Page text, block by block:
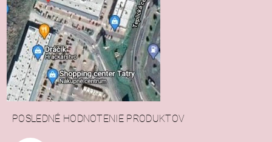
POSLEDNÉ HODNOTENIE PRODUKTOV